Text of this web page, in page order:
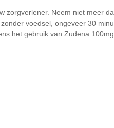
zorgverlener. Neem niet meer
voedsel, ongeveer 30
het gebruik van Zudena